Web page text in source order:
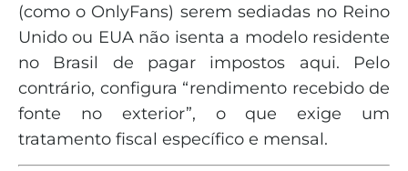
(como o OnlyFans) serem sediadas no Reino
Unido ou EUA não isenta a modelo residente
no Brasil de pagar impostos aqui. Pelo
contrário, configura “rendimento recebido de
fonte no exterior”, o que exige um
tratamento fiscal específico e mensal.